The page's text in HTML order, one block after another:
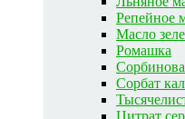
Репейное
Масло
Ромашка
Сорбат